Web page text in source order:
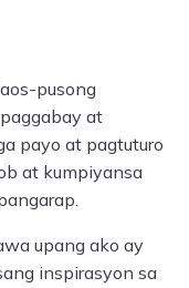
pusong
at
payo at pagtuturo
at kumpiyansa
upang ako ay
inspirasyon sa